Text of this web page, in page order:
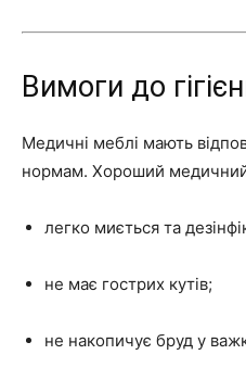
Вимоги до
Медичні меблі мають
нормам. Хороший
легко миється та
не має гострих кутів;
не накопичує бруд у